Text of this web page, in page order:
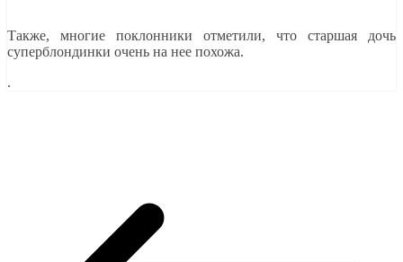
Также, многие поклонники отметили, что старшая дочь
суперблондинки очень на нее похожа.
.